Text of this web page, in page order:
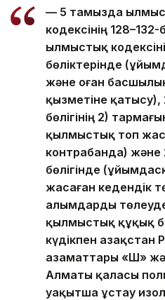
— 5 тамызда
кодексінің
Қылмыстық
бөліктерінде
және оған
қызметіне
бөлігінің 2)
қылмыстық топ
контрабанда)
бөлігінде
жасаған кедендік
алымдарды
қылмыстық құқық
күдікпен
азаматтары «Ш»
Алматы қаласы
уақытша ұстау